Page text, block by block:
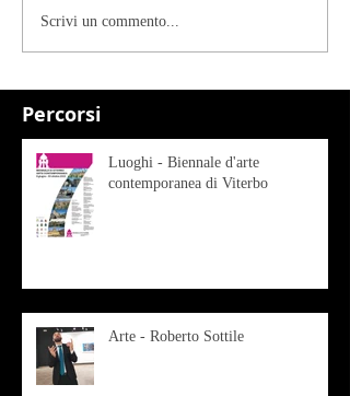
Percorsi
Scrivi un commento...
Luoghi - Biennale d'arte
contemporanea di Viterbo
Arte - Roberto Sottile